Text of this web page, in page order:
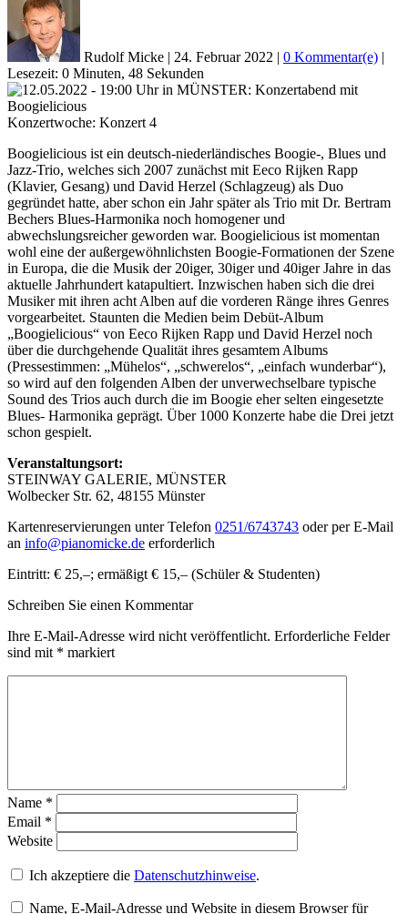
Rudolf Micke | 24. Februar 2022 | 0 Kommentar(e) |
Lesezeit: 0 Minuten, 48 Sekunden
Konzertwoche: Konzert 4
Boogielicious ist ein deutsch-niederländisches Boogie-, Blues und
Jazz-Trio, welches sich 2007 zunächst mit Eeco Rijken Rapp
(Klavier, Gesang) und David Herzel (Schlagzeug) als Duo
gegründet hatte, aber schon ein Jahr später als Trio mit Dr. Bertram
Bechers Blues-Harmonika noch homogener und
abwechslungsreicher geworden war. Boogielicious ist momentan
wohl eine der außergewöhnlichsten Boogie-Formationen der Szene
in Europa, die die Musik der 20iger, 30iger und 40iger Jahre in das
aktuelle Jahrhundert katapultiert. Inzwischen haben sich die drei
Musiker mit ihren acht Alben auf die vorderen Ränge ihres Genres
vorgearbeitet. Staunten die Medien beim Debüt-Album
„Boogielicious“ von Eeco Rijken Rapp und David Herzel noch
über die durchgehende Qualität ihres gesamtem Albums
(Pressestimmen: „Mühelos“, „schwerelos“, „einfach wunderbar“),
so wird auf den folgenden Alben der unverwechselbare typische
Sound des Trios auch durch die im Boogie eher selten eingesetzte
Blues- Harmonika geprägt. Über 1000 Konzerte habe die Drei jetzt
schon gespielt.
Veranstaltungsort:
STEINWAY GALERIE, MÜNSTER
Wolbecker Str. 62, 48155 Münster
Kartenreservierungen unter Telefon 0251/6743743 oder per E-Mail
an info@pianomicke.de erforderlich
Eintritt: € 25,–; ermäßigt € 15,– (Schüler & Studenten)
Schreiben Sie einen Kommentar
Ihre E-Mail-Adresse wird nicht veröffentlicht. Erforderliche Felder
sind mit * markiert
Name *
Email *
Website
Ich akzeptiere die Datenschutzhinweise.
Name, E-Mail-Adresse und Website in diesem Browser für